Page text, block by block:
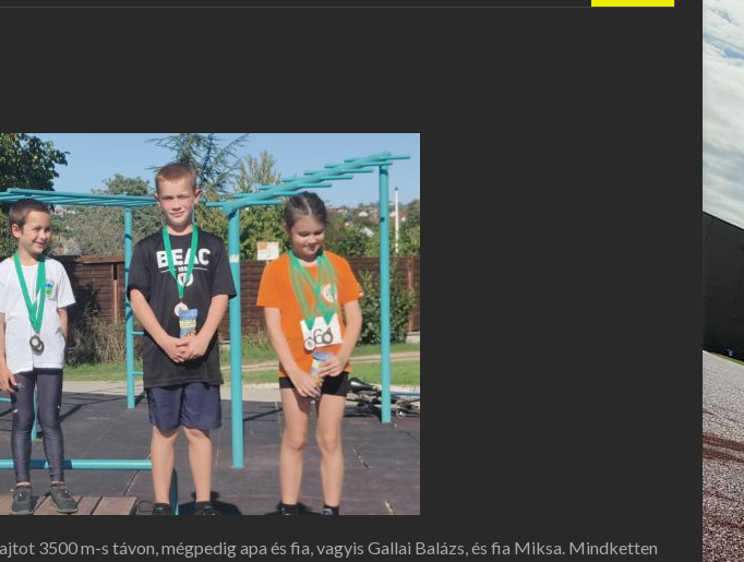
3500 m-s távon, mégpedig apa és fia, vagyis Gallai Balázs, és fia Miksa. Mindketten